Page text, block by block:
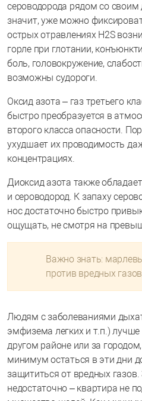
сероводорода рядом со
значит, уже можно
острых отравлениях H2S
горле при глотании,
боль, головокружение,
возможны судороги.
Оксид азота – газ третьего
быстро преобразуется в
второго класса опасности.
ухудшает их проводимость
концентрациях.
Диоксид азота также
и сероводород. К запаху
нос достаточно быстро
ощущать, не смотря на
Важно знать:
против вредных
Людям с заболеваниями
эмфизема легких и т.п.)
другом районе или за
минимум остаться в эти дни
защититься от вредных
недостаточно – квартира не